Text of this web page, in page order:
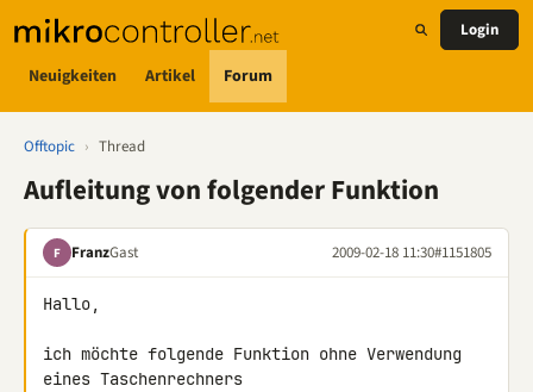
Neuigkeiten Artikel Forum
Login
Offtopic › Thread
Aufleitung von folgender Funktion
F FranzGast 2009-02-18 11:30#1151805
Hallo,
ich möchte folgende Funktion ohne Verwendung
eines Taschenrechners